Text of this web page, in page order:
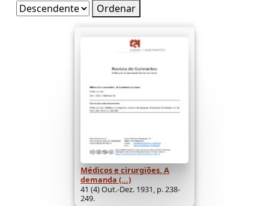
Ordenar
Médicos e cirurgiões. A
demanda (...)
41 (4) Out.-Dez. 1931, p. 238-
249.